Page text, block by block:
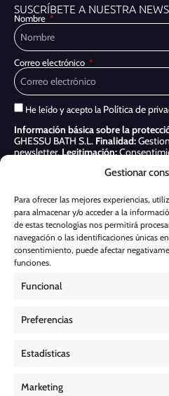
Gestionar
Para ofrecer las mejores experiencias,
para almacenar y/o acceder a la
de estas tecnologías nos permitirá
navegación o las identificaciones únicas
consentimiento, puede afectar
funciones.
Funcional
Preferencias
Estadísticas
Marketing
SUSCRÍBETE A NUESTRA
Nombre
Correo electrónico
He leído y acepto la Política de
Información básica sobre la
GHESSU BATH S.L. Finalidad:
newsletter.Legitimación:
Acceder, rectificar y suprimir, así
POLÍTICA DE